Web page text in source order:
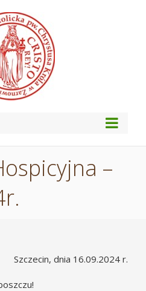
–
Szczecin, dnia 16.09.2024 r.